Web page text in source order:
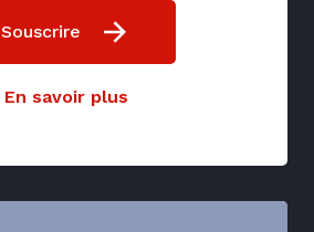
Souscrire
En savoir plus